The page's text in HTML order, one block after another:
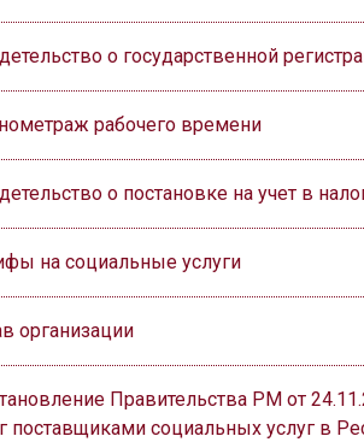
о государственной
рабочего времени
о постановке на учет в
на социальные услуги
организации
Правительства РМ от
поставщиками социальных услуг в